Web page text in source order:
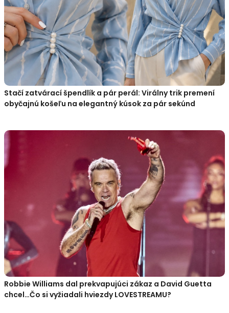
Stačí zatvárací špendlík a pár perál: Virálny trik premení
obyčajnú košeľu na elegantný kúsok za pár sekúnd
Robbie Williams dal prekvapujúci zákaz a David Guetta
chcel…Čo si vyžiadali hviezdy LOVESTREAMU?